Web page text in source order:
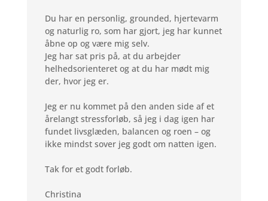
Du har en personlig, grounded, hjertevarm
og naturlig ro, som har gjort, jeg har kunnet
åbne op og være mig selv.
Jeg har sat pris på, at du arbejder
helhedsorienteret og at du har mødt mig
der, hvor jeg er.
Jeg er nu kommet på den anden side af et
årelangt stressforløb, så jeg i dag igen har
fundet livsglæden, balancen og roen – og
ikke mindst sover jeg godt om natten igen.
Tak for et godt forløb.
Christina